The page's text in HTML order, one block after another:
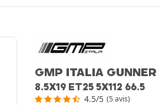
GMP ITALIA GUNNER
8.5X19 ET25 5X112 66.5
4.5/5 (5 avis)